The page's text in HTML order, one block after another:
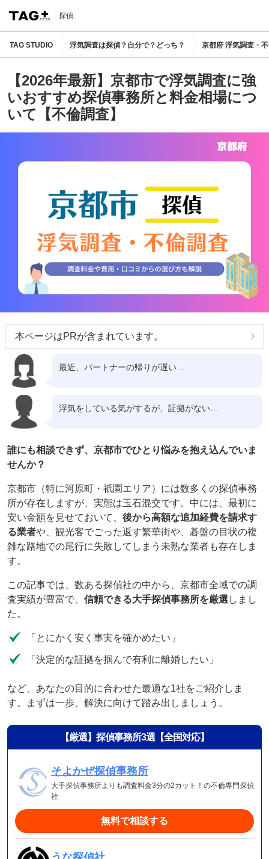
探偵
TAG STUDIO 浮気調査は探偵？自分で？どっち？ 京都府 浮気調査・
【2026年最新】京都市で浮気調査に強
いおすすめ探偵事務所と料金相場につ
いて【不倫調査】
本ページはPRが含まれています。
最近、パートナーの帰りが遅い…
浮気をしている気がするが、証拠がない…
誰にも相談できず、京都市でひとり悩みを抱え込んでいま
せんか？
京都市（特に河原町・祇園エリア）には数多くの探偵事務
所が存在しますが、実態は玉石混交です。中には、最初に
安い金額を見せておいて、 後から高額な追加経費を請求す
る業者や、観光客でごった返す繁華街や、碁盤の目状の複
雑な路地での尾行に失敗してしまう未熟な業者も存在しま
す。
この記事では、数ある探偵社の中から、京都市全域での調
査実績が豊富で、 信頼できる大手探偵事務所を厳選 しまし
た。
「とにかく安く事実を確かめたい」
「決定的な証拠を掴んで有利に離婚したい」
など、あなたの目的に合わせた最適な1社をご紹介しま
す。まずは一歩、解決に向けて踏み出しましょう。
【厳選】探偵事務所3選【全国対応】
そよかぜ探偵事務所
大手探偵事務所よりも調査料金3分の2カット！の不倫専門探偵
社
無料で相談する